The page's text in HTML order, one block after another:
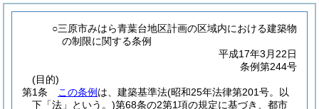
○三原市みはら青葉台地区計画の区域内における建築物
の制限に関する条例
平成17年3月22日
条例第244号
(目的)
第1条
この条例 は、建築基準法(昭和25年法律第201号。以
下「法」という。)第68条の2第1項の規定に基づき、都市